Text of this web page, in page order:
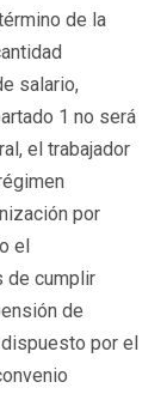
de la
salario,
1 no será
el trabajador
por
el
de cumplir
de
por el